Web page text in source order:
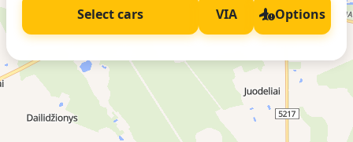
Select cars VIA Options